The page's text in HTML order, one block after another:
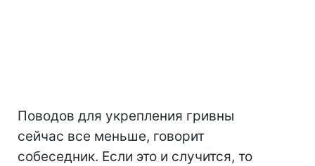
Поводов для укрепления гривны
сейчас все меньше, говорит
собеседник. Если это и случится, то